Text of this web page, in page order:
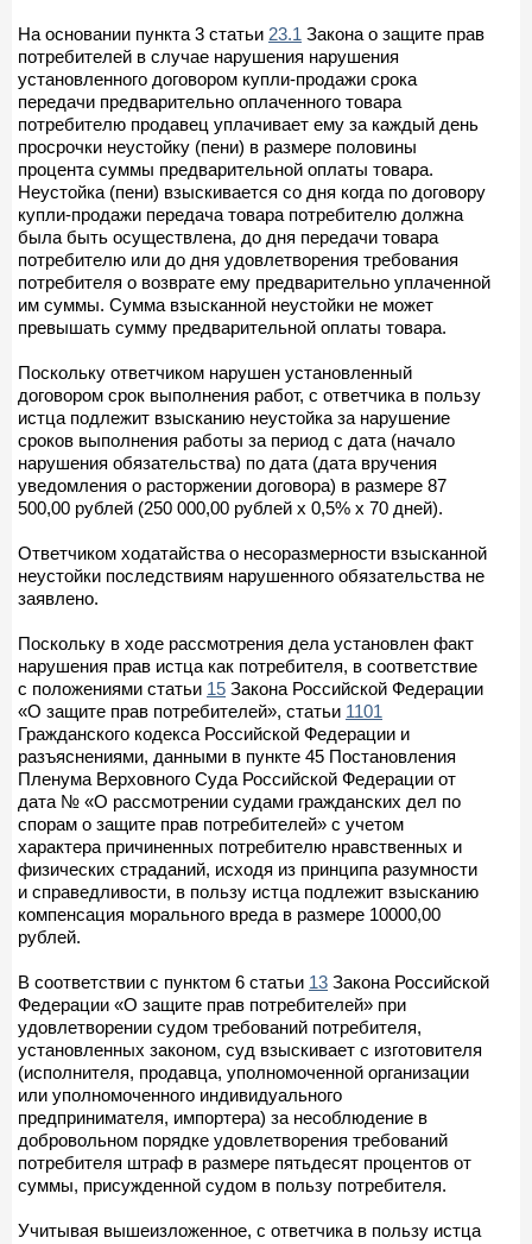
На основании пункта 3 статьи 23.1 Закона о защите прав
потребителей в случае нарушения нарушения
установленного договором купли-продажи срока
передачи предварительно оплаченного товара
потребителю продавец уплачивает ему за каждый день
просрочки неустойку (пени) в размере половины
процента суммы предварительной оплаты товара.
Неустойка (пени) взыскивается со дня когда по договору
купли-продажи передача товара потребителю должна
была быть осуществлена, до дня передачи товара
потребителю или до дня удовлетворения требования
потребителя о возврате ему предварительно уплаченной
им суммы. Сумма взысканной неустойки не может
превышать сумму предварительной оплаты товара.
Поскольку ответчиком нарушен установленный
договором срок выполнения работ, с ответчика в пользу
истца подлежит взысканию неустойка за нарушение
сроков выполнения работы за период с дата (начало
нарушения обязательства) по дата (дата вручения
уведомления о расторжении договора) в размере 87
500,00 рублей (250 000,00 рублей х 0,5% х 70 дней).
Ответчиком ходатайства о несоразмерности взысканной
неустойки последствиям нарушенного обязательства не
заявлено.
Поскольку в ходе рассмотрения дела установлен факт
нарушения прав истца как потребителя, в соответствие
с положениями статьи 15 Закона Российской Федерации
«О защите прав потребителей», статьи 1101
Гражданского кодекса Российской Федерации и
разъяснениями, данными в пункте 45 Постановления
Пленума Верховного Суда Российской Федерации от
дата № «О рассмотрении судами гражданских дел по
спорам о защите прав потребителей» с учетом
характера причиненных потребителю нравственных и
физических страданий, исходя из принципа разумности
и справедливости, в пользу истца подлежит взысканию
компенсация морального вреда в размере 10000,00
рублей.
В соответствии с пунктом 6 статьи 13 Закона Российской
Федерации «О защите прав потребителей» при
удовлетворении судом требований потребителя,
установленных законом, суд взыскивает с изготовителя
(исполнителя, продавца, уполномоченной организации
или уполномоченного индивидуального
предпринимателя, импортера) за несоблюдение в
добровольном порядке удовлетворения требований
потребителя штраф в размере пятьдесят процентов от
суммы, присужденной судом в пользу потребителя.
Учитывая вышеизложенное, с ответчика в пользу истца